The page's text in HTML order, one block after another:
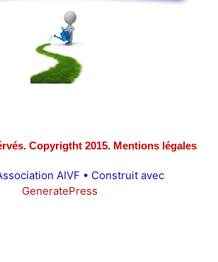
Copyrigtht 2015. Mentions légales
AIVF • Construit avec
GeneratePress